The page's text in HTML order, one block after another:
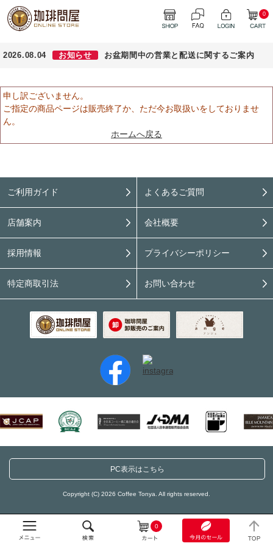
0
0
2026.08.04 お知らせ お盆期間中の営業と配送に関するご案内
申し訳ございません。
ご指定の商品ページは販売終了か、ただ今お取扱いをしておりませ
ん。
ホームへ戻る
ご利用ガイド よくあるご質問
店舗案内 会社概要
採用情報 プライバシーポリシー
特定商取引法 お問い合わせ
PC表示はこちら
Copyright (C) 2026 Coffee Tonya. All rights reserved.